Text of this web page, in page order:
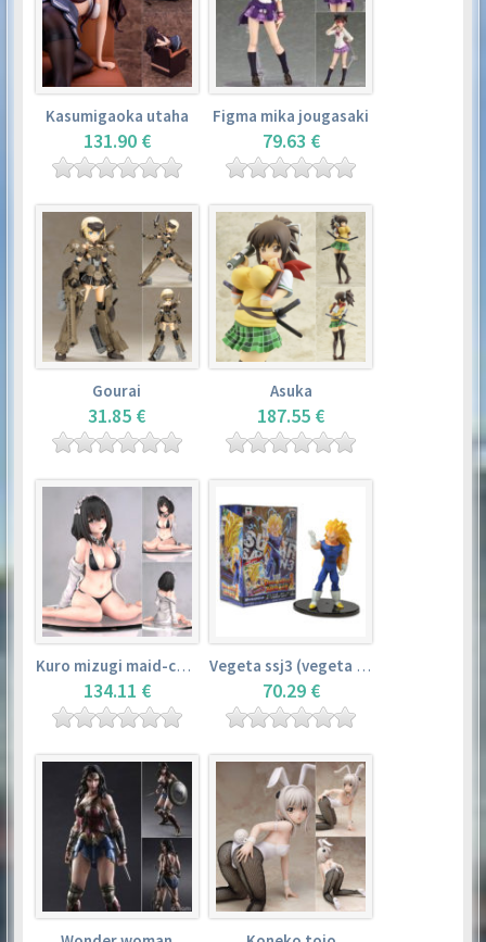
Kasumigaoka utaha
131.90 €
Figma mika jougasaki
79.63 €
Gourai
31.85 €
Asuka
187.55 €
Kuro mizugi maid-chan
134.11 €
Vegeta ssj3 (vegeta super saiyan 3)
70.29 €